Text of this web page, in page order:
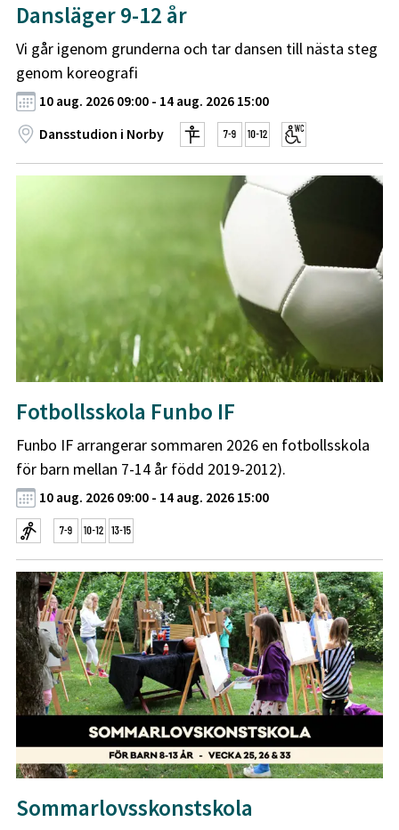
Dansläger 9-12 år
Vi går igenom grunderna och tar dansen till nästa steg
genom koreografi
10 aug. 2026 09:00 - 14 aug. 2026 15:00
Dansstudion i Norby
Fotbollsskola Funbo IF
Funbo IF arrangerar sommaren 2026 en fotbollsskola
för barn mellan 7-14 år född 2019-2012).
10 aug. 2026 09:00 - 14 aug. 2026 15:00
Sommarlovsskonstskola